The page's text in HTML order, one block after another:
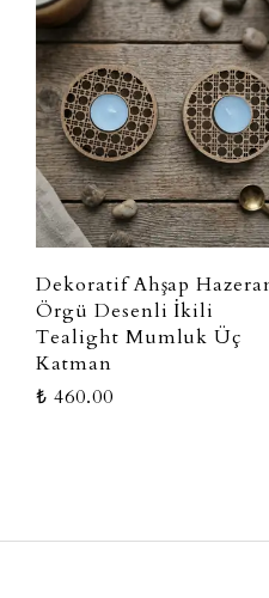
Dekoratif Ahşap
Örgü Desenli İkili
Tealight Mumluk Üç
Katman
₺ 460.00